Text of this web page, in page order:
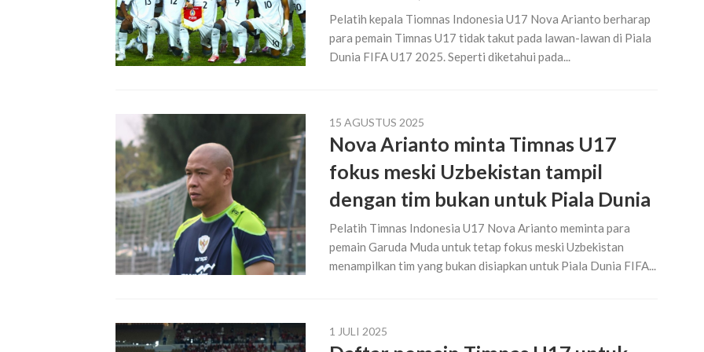
Pelatih kepala Tiomnas Indonesia U17 Nova Arianto berharap
para pemain Timnas U17 tidak takut pada lawan-lawan di Piala
Dunia FIFA U17 2025. Seperti diketahui pada...
15 AGUSTUS 2025
Nova Arianto minta Timnas U17
fokus meski Uzbekistan tampil
dengan tim bukan untuk Piala Dunia
Pelatih Timnas Indonesia U17 Nova Arianto meminta para
pemain Garuda Muda untuk tetap fokus meski Uzbekistan
menampilkan tim yang bukan disiapkan untuk Piala Dunia FIFA...
1 JULI 2025